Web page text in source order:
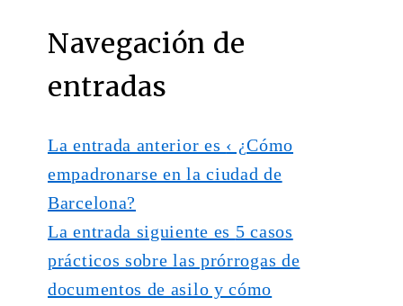
Navegación de
entradas
La entrada anterior es ‹ ¿Cómo
empadronarse en la ciudad de
Barcelona?
La entrada siguiente es 5 casos
prácticos sobre las prórrogas de
documentos de asilo y cómo